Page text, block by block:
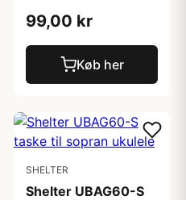
99,00 kr
Køb her
SHELTER
Shelter UBAG60-S